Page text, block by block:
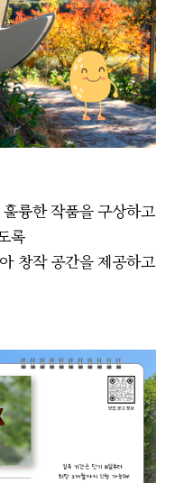
륭한 작품을 구상하고
록
창작 공간을 제공하고